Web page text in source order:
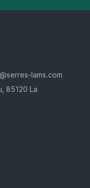
lams.com
85120 La